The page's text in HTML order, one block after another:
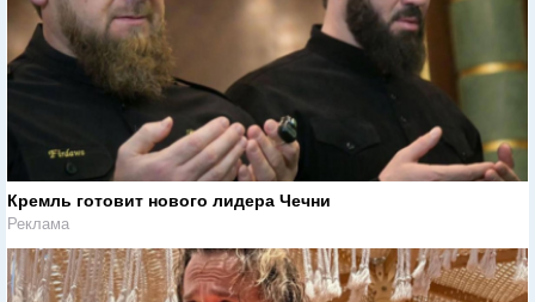
Кремль готовит нового лидера Чечни
Реклама